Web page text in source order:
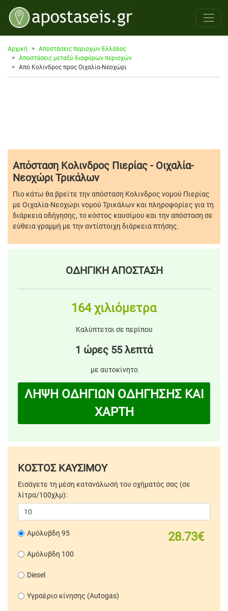
Αρχική
Αποστάσεις περιοχών Ελλάδας
Αποστάσεις μεταξύ διαφόρων περιοχών
Από Κολινδρος προς Οιχαλία-Νεοχώρι
Απόσταση Κολινδρος Πιερίας - Οιχαλία-
Νεοχώρι Τρικάλων
Πιο κάτω θα βρείτε την απόσταση Κολινδρος νομού Πιερίας
με Οιχαλία-Νεοχώρι νομού Τρικάλων και πληροφορίες για τη
διάρκεια οδήγησης, το κόστος καυσίμου και την απόσταση σε
εύθεια γραμμή με την αντίστοιχη διάρκεια πτήσης.
ΟΔΗΓΙΚΗ ΑΠΟΣΤΑΣΗ
164 χιλιόμετρα
Καλύπτεται σε περίπου
1 ώρες 55 λεπτά
με αυτοκίνητο
ΛΗΨΗ ΟΔΗΓΙΩΝ ΟΔΗΓΗΣΗΣ ΚΑΙ
ΧΑΡΤΗ
ΚΟΣΤΟΣ ΚΑΥΣΙΜΟΥ
Εισάγετε τη μέση κατανάλωσή του οχήματός σας (σε
λίτρα/100χλμ):
28.73€
Αμόλυβδη 95
Αμόλυβδη 100
Diesel
Υγραέριο κίνησης (Autogas)